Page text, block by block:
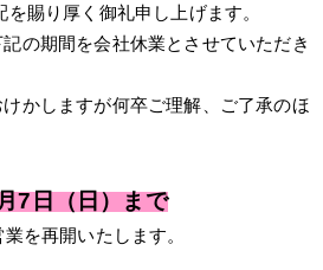
賜り厚く御礼申し上げます。
の期間を会社休業とさせていただき
かしますが何卒ご理解、ご了承のほ
7日（日）まで
を再開いたします。